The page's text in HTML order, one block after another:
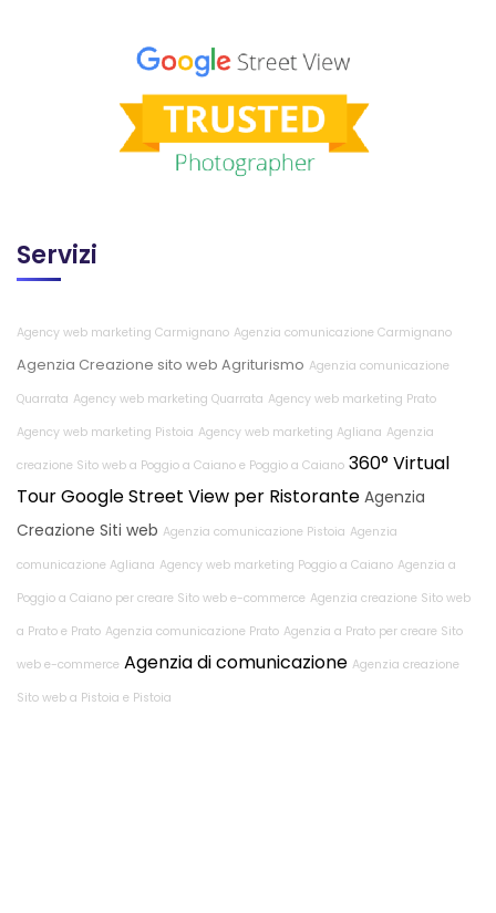
Servizi
Agency web marketing Carmignano Agenzia comunicazione Carmignano
Agenzia Creazione sito web Agriturismo Agenzia comunicazione
Quarrata Agency web marketing Quarrata Agency web marketing Prato
Agency web marketing Pistoia Agency web marketing Agliana Agenzia
creazione Sito web a Poggio a Caiano e Poggio a Caiano 360° Virtual
Tour Google Street View per Ristorante Agenzia
Creazione Siti web Agenzia comunicazione Pistoia Agenzia
comunicazione Agliana Agency web marketing Poggio a Caiano Agenzia a
Poggio a Caiano per creare Sito web e-commerce Agenzia creazione Sito web
a Prato e Prato Agenzia comunicazione Prato Agenzia a Prato per creare Sito
web e-commerce Agenzia di comunicazione Agenzia creazione
Sito web a Pistoia e Pistoia